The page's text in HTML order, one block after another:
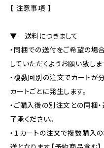
【 注意事項 】
▼ 送料につきまして
・同梱での送付をご希望の場
していただくようお願い致しま
・複数回別の注文でカートが
カートごとに発生します。
・ご購入後の別注文との同梱
了承ください。
・１カートの注文で複数購入